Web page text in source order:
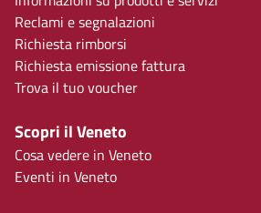
Reclami e segnalazioni
Richiesta rimborsi
Richiesta emissione fattura
Trova il tuo voucher
Scopri il Veneto
Cosa vedere in Veneto
Eventi in Veneto